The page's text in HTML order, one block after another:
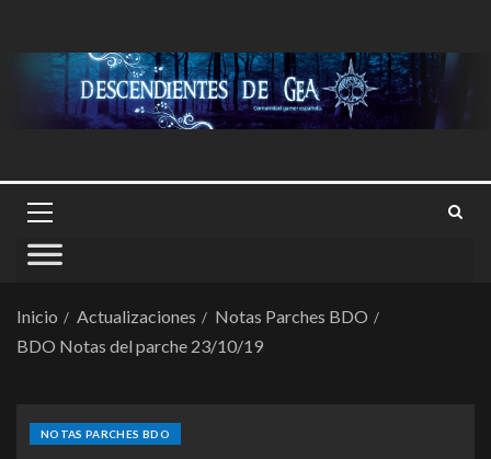
Inicio Actualizaciones
Notas Parches BDO
BDO Notas del parche 23/10/19
NOTAS PARCHES BDO